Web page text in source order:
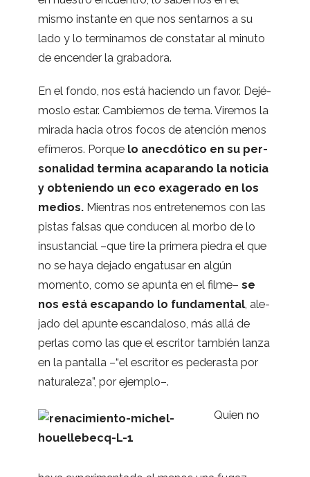
mismo ins­tante en que nos sen­tar­nos a su
lado y lo ter­mi­na­mos de cons­ta­tar al minuto
de encen­der la grabadora.
En el fondo, nos está haciendo un favor. Dejé­
moslo estar. Cam­bie­mos de tema. Vire­mos la
mirada hacia otros focos de aten­ción menos
efí­me­ros. Por­que lo anec­dó­tico en su per­
so­na­li­dad ter­mina aca­pa­rando la noti­cia
y obte­niendo un eco exa­ge­rado en los
medios.Mien­tras nos entre­te­ne­mos con las
pis­tas fal­sas que con­du­cen al morbo de lo
insus­tan­cial –que tire la pri­mera pie­dra el que
no se haya dejado enga­tu­sar en algún
momento, como se apunta en el filme– se
nos está esca­pando lo fun­da­men­tal, ale­
jado del apunte escan­da­loso, más allá de
per­las como las que el escri­tor tam­bién lanza
en la pan­ta­lla –“el escri­tor es pede­rasta por
natu­ra­leza”, por ejemplo–.
Quien no